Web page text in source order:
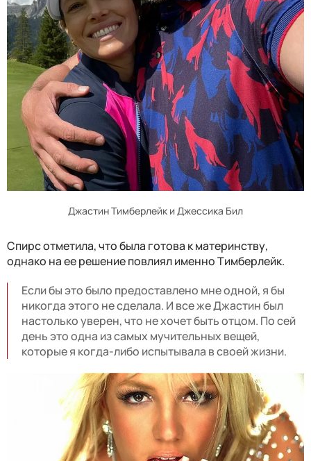
Джастин Тимберлейк и Джессика Бил
Спирс отметила, что была готова к материнству,
однако на ее решение повлиял именно Тимберлейк.
Если бы это было предоставлено мне одной, я бы
никогда этого не сделала. И все же Джастин был
настолько уверен, что не хочет быть отцом. По сей
день это одна из самых мучительных вещей,
которые я когда-либо испытывала в своей жизни.